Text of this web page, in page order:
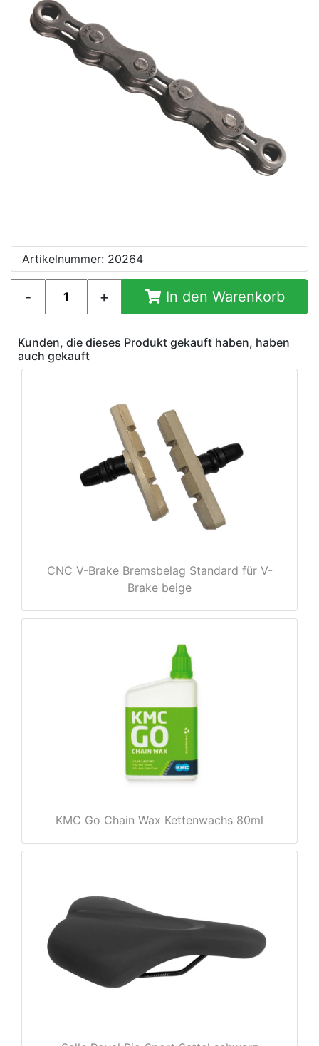
Artikelnummer: 20264
In den Warenkorb
Kunden, die dieses Produkt gekauft haben, haben
auch gekauft
CNC V-Brake Bremsbelag Standard für V-
Brake beige
KMC Go Chain Wax Kettenwachs 80ml